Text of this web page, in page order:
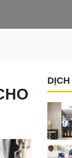
DỊCH